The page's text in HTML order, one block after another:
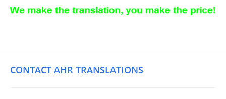
CONTACT AHR TRANSLATIONS